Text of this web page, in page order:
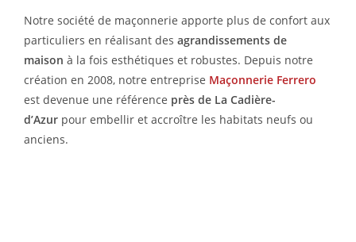
Notre société de maçonnerie apporte plus de confort aux
particuliers en réalisant des agrandissements de
maison à la fois esthétiques et robustes. Depuis notre
création en 2008, notre entreprise Maçonnerie Ferrero
est devenue une référence près de La Cadière-
d’Azur pour embellir et accroître les habitats neufs ou
anciens.